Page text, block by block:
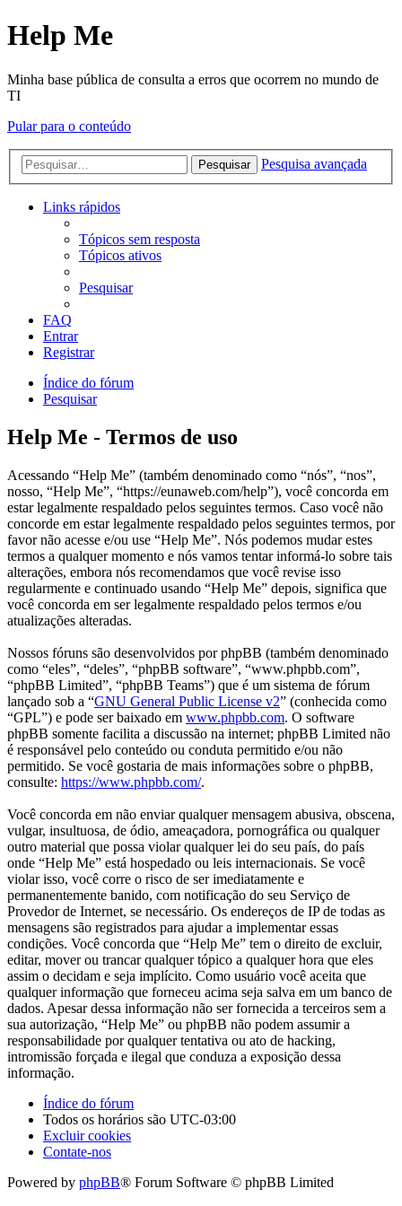
Help Me
Minha base pública de consulta a erros que ocorrem no mundo de
TI
Pular para o conteúdo
Pesquisar Pesquisa avançada
Links rápidos
Tópicos sem resposta
Tópicos ativos
Pesquisar
FAQ
Entrar
Registrar
Índice do fórum
Pesquisar
Help Me - Termos de uso
Acessando “Help Me” (também denominado como “nós”, “nos”,
nosso, “Help Me”, “https://eunaweb.com/help”), você concorda em
estar legalmente respaldado pelos seguintes termos. Caso você não
concorde em estar legalmente respaldado pelos seguintes termos, por
favor não acesse e/ou use “Help Me”. Nós podemos mudar estes
termos a qualquer momento e nós vamos tentar informá-lo sobre tais
alterações, embora nós recomendamos que você revise isso
regularmente e continuado usando “Help Me” depois, significa que
você concorda em ser legalmente respaldado pelos termos e/ou
atualizações alteradas.
Nossos fóruns são desenvolvidos por phpBB (também denominado
como “eles”, “deles”, “phpBB software”, “www.phpbb.com”,
“phpBB Limited”, “phpBB Teams”) que é um sistema de fórum
lançado sob a “GNU General Public License v2” (conhecida como
“GPL”) e pode ser baixado em www.phpbb.com. O software
phpBB somente facilita a discussão na internet; phpBB Limited não
é responsável pelo conteúdo ou conduta permitido e/ou não
permitido. Se você gostaria de mais informações sobre o phpBB,
consulte: https://www.phpbb.com/.
Você concorda em não enviar qualquer mensagem abusiva, obscena,
vulgar, insultuosa, de ódio, ameaçadora, pornográfica ou qualquer
outro material que possa violar qualquer lei do seu país, do país
onde “Help Me” está hospedado ou leis internacionais. Se você
violar isso, você corre o risco de ser imediatamente e
permanentemente banido, com notificação do seu Serviço de
Provedor de Internet, se necessário. Os endereços de IP de todas as
mensagens são registrados para ajudar a implementar essas
condições. Você concorda que “Help Me” tem o direito de excluir,
editar, mover ou trancar qualquer tópico a qualquer hora que eles
assim o decidam e seja implícito. Como usuário você aceita que
qualquer informação que forneceu acima seja salva em um banco de
dados. Apesar dessa informação não ser fornecida a terceiros sem a
sua autorização, “Help Me” ou phpBB não podem assumir a
responsabilidade por qualquer tentativa ou ato de hacking,
intromissão forçada e ilegal que conduza a exposição dessa
informação.
Índice do fórum
Todos os horários são UTC-03:00
Excluir cookies
Contate-nos
Powered by phpBB® Forum Software © phpBB Limited